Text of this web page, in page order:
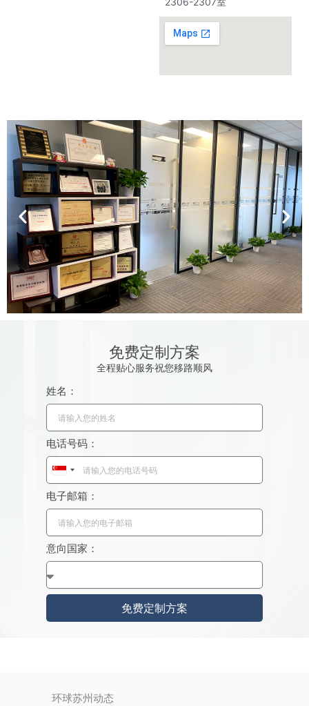
免费定制方案
全程贴心服务祝您移路顺风
姓名：
电话号码：
S
i
n
g
a
p
o
r
+
电子邮箱：
意向国家：
免费定制方案
环球苏州动态